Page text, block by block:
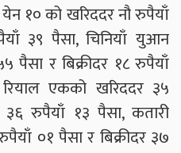
१० को खरिददर नौ रुपैयाँ
३९ पैसा, चिनियाँ युआन
पैसा र बिक्रीदर १८ रुपैयाँ
एकको खरिददर ३५
रुपैयाँ १३ पैसा, कतारी
०१ पैसा र बिक्रीदर ३७